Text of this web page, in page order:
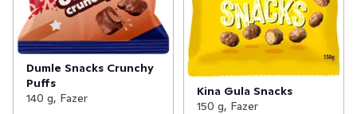
Dumle Snacks Crunchy
Puffs
140 g, Fazer
Kina Gula Snacks
150 g, Fazer